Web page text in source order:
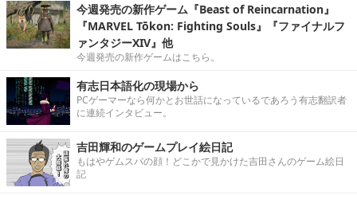
今週発売の新作ゲーム『Beast of Reincarnation』
『MARVEL Tōkon: Fighting Souls』『ファイナルフ
ァンタジーXIV』他
今週発売の新作ゲームはこちら。
有志日本語化の現場から
PCゲーマーなら何かとお世話になっているであろう有志翻訳者
に連続インタビュー。
吉田輝和のゲームプレイ絵日記
もはやゲムスパの顔！どこかで見かけた吉田さんのゲーム絵日
記